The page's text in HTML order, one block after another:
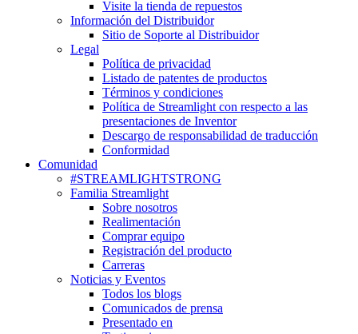
Visite la tienda de repuestos
Información del Distribuidor
Sitio de Soporte al Distribuidor
Legal
Política de privacidad
Listado de patentes de productos
Términos y condiciones
Política de Streamlight con respecto a las
presentaciones de Inventor
Descargo de responsabilidad de traducción
Conformidad
Comunidad
#STREAMLIGHTSTRONG
Familia Streamlight
Sobre nosotros
Realimentación
Comprar equipo
Registración del producto
Carreras
Noticias y Eventos
Todos los blogs
Comunicados de prensa
Presentado en